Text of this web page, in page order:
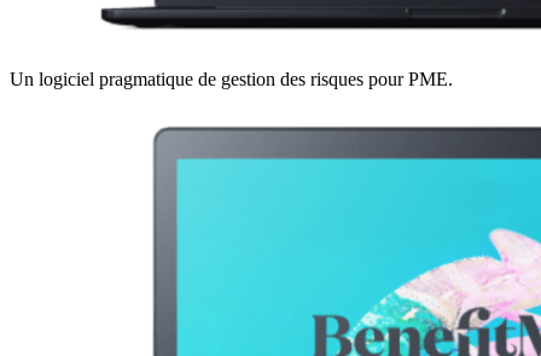
Un logiciel pragmatique de gestion des risques pour PME.